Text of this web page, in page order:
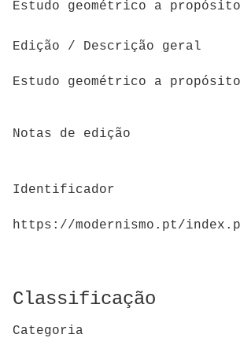
Estudo geométrico a propósito
Edição / Descrição geral
Estudo geométrico a
Notas de edição
Identificador
https://modernismo.pt/
Classificação
Categoria